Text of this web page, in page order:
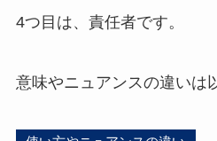
4つ目は、責任者です。
意味やニュアンスの違いは